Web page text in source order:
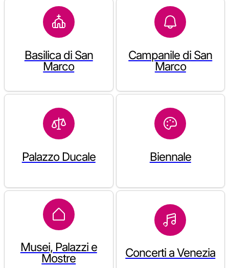
Basilica di San
Marco
Campanile di San
Marco
Palazzo Ducale Biennale
Musei, Palazzi e
Mostre
Concerti a Venezia